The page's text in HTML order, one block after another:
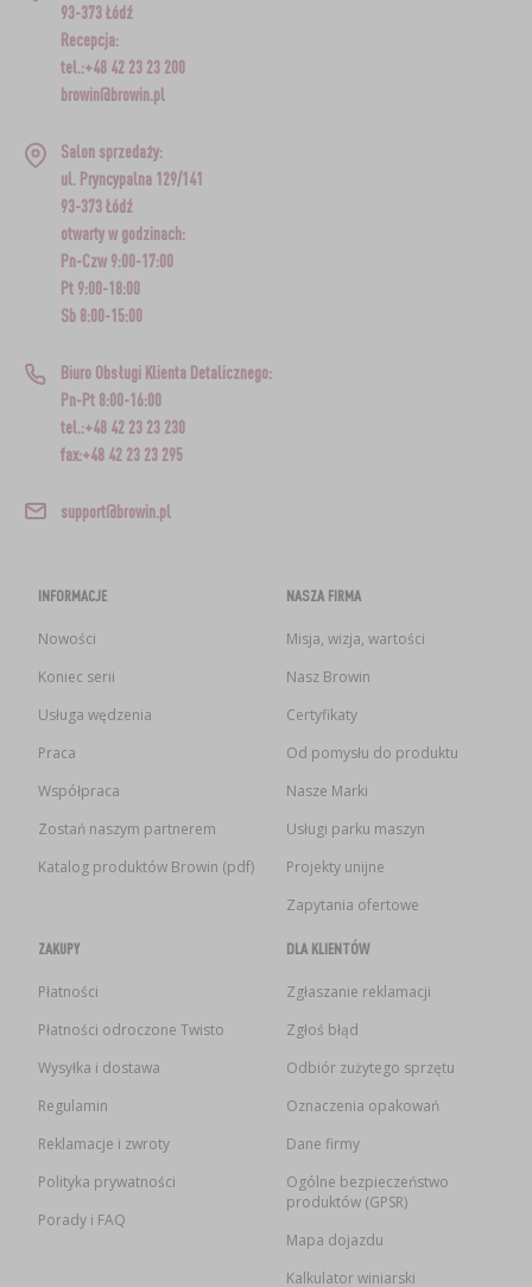
93-373 Łódź
Recepcja:
tel.:+48 42 23 23 200
browin@browin.pl
Salon sprzedaży:
ul. Pryncypalna 129/141
93-373 Łódź
otwarty w godzinach:
Pn-Czw 9:00-17:00
Pt 9:00-18:00
Sb 8:00-15:00
Biuro Obsługi Klienta Detalicznego:
Pn-Pt 8:00-16:00
tel.:+48 42 23 23 230
fax:+48 42 23 23 295
support@browin.pl
INFORMACJE
Nowości
Koniec serii
Usługa wędzenia
Praca
Współpraca
Zostań naszym partnerem
Katalog produktów Browin (pdf)
NASZA FIRMA
Misja, wizja, wartości
Nasz Browin
Certyfikaty
Od pomysłu do produktu
Nasze Marki
Usługi parku maszyn
Projekty unijne
Zapytania ofertowe
ZAKUPY
Płatności
Płatności odroczone Twisto
Wysyłka i dostawa
Regulamin
Reklamacje i zwroty
Polityka prywatności
Porady i FAQ
DLA KLIENTÓW
Zgłaszanie reklamacji
Zgłoś błąd
Odbiór zużytego sprzętu
Oznaczenia opakowań
Dane firmy
Ogólne bezpieczeństwo
produktów (GPSR)
Mapa dojazdu
Kalkulator winiarski